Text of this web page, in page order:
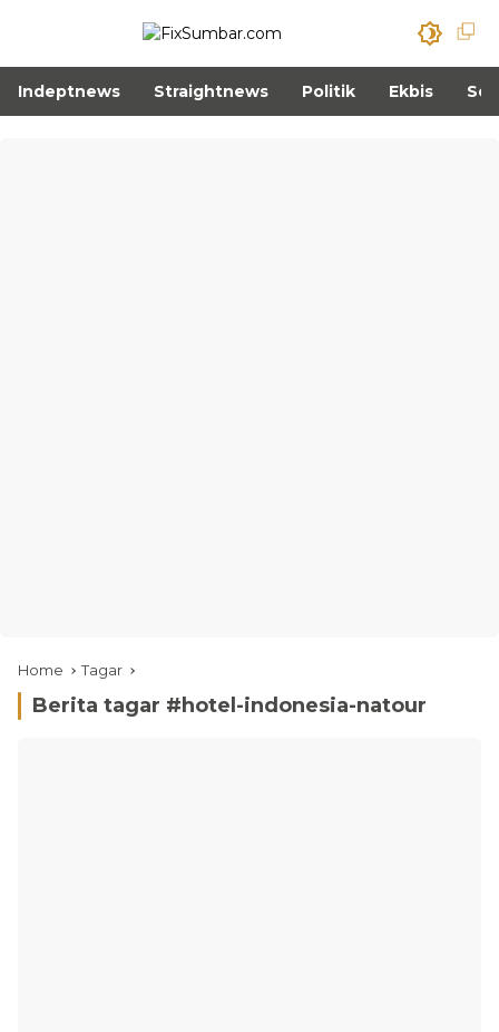
Indeptnews Straightnews Politik Ekbis
Home Tagar
Berita tagar #hotel-indonesia-natour